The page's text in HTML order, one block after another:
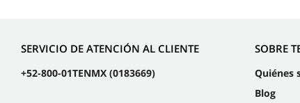
SERVICIO DE ATENCIÓN AL CLIENTE
+52-800-01TENMX (0183669)
SOBRE
Quiénes
Blog